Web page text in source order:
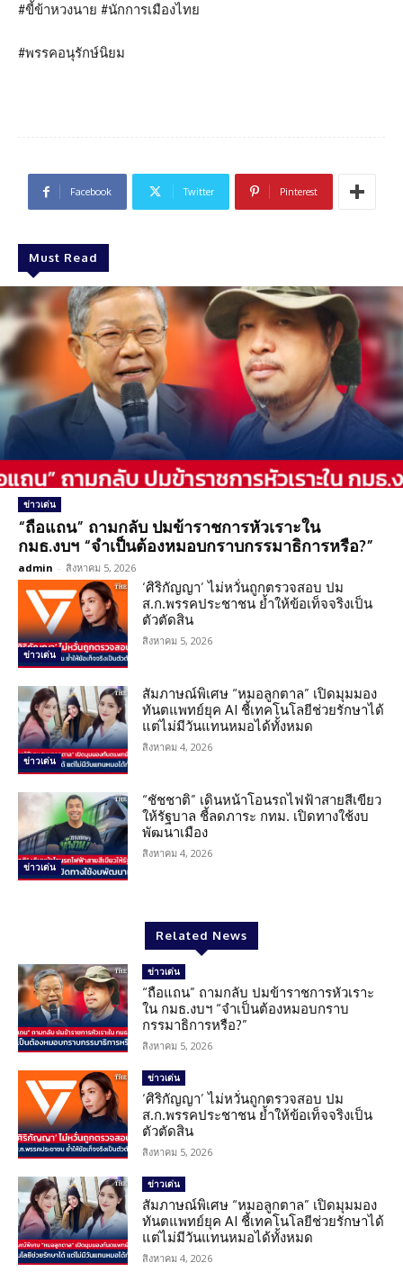
#ขี้ข้าหวงนาย #นักการเมืองไทย
#พรรคอนุรักษ์นิยม
Facebook Twitter Pinterest
Must Read
ข่าวเด่น
“ถือแถน” ถามกลับ ปมข้าราชการหัวเราะใน
กมธ.งบฯ “จำเป็นต้องหมอบกราบกรรมาธิการหรือ?”
admin - สิงหาคม 5, 2026
ข่าวเด่น
‘ศิริกัญญา’ ไม่หวั่นถูกตรวจสอบ ปม
ส.ก.พรรคประชาชน ย้ำให้ข้อเท็จจริงเป็น
ตัวตัดสิน
สิงหาคม 5, 2026
ข่าวเด่น
สัมภาษณ์พิเศษ “หมอลูกตาล” เปิดมุมมอง
ทันตแพทย์ยุค AI ชี้เทคโนโลยีช่วยรักษาได้
แต่ไม่มีวันแทนหมอได้ทั้งหมด
สิงหาคม 4, 2026
ข่าวเด่น
“ชัชชาติ” เดินหน้าโอนรถไฟฟ้าสายสีเขียว
ให้รัฐบาล ชี้ลดภาระ กทม. เปิดทางใช้งบ
พัฒนาเมือง
สิงหาคม 4, 2026
Related News
ข่าวเด่น
“ถือแถน” ถามกลับ ปมข้าราชการหัวเราะ
ใน กมธ.งบฯ “จำเป็นต้องหมอบกราบ
กรรมาธิการหรือ?”
สิงหาคม 5, 2026
ข่าวเด่น
‘ศิริกัญญา’ ไม่หวั่นถูกตรวจสอบ ปม
ส.ก.พรรคประชาชน ย้ำให้ข้อเท็จจริงเป็น
ตัวตัดสิน
สิงหาคม 5, 2026
ข่าวเด่น
สัมภาษณ์พิเศษ “หมอลูกตาล” เปิดมุมมอง
ทันตแพทย์ยุค AI ชี้เทคโนโลยีช่วยรักษาได้
แต่ไม่มีวันแทนหมอได้ทั้งหมด
สิงหาคม 4, 2026